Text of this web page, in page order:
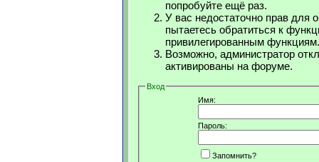
попробуйте ещё раз.
У вас недостаточно прав для
пытаетесь обратиться к
привилегированным функциям.
Возможно, администратор
активированы на форуме.
Вход
Имя:
Пароль:
Запомнить?